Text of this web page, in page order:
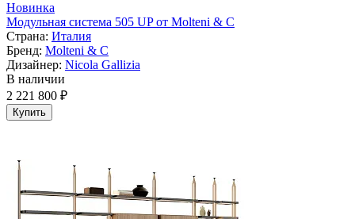
Новинка
Модульная система 505 UP от Molteni & C
Страна: Италия
Бренд: Molteni & C
Дизайнер: Nicola Gallizia
В наличии
2 221 800 ₽
Купить